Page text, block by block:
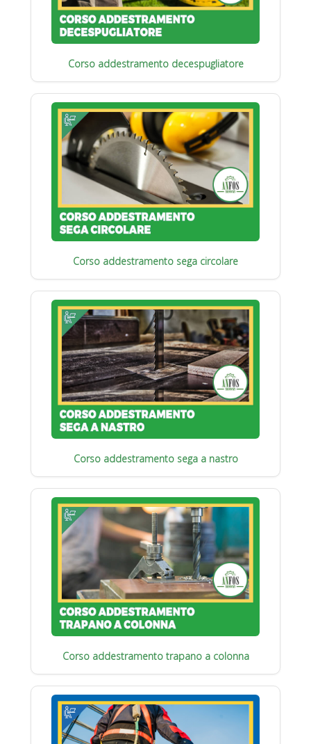
Corso addestramento decespugliatore
Corso addestramento sega circolare
Corso addestramento sega a nastro
Corso addestramento trapano a colonna